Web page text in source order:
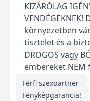
KIZÁRÓLAG
környezetben
tisztelet és a
DROGOS vagy
embereket NEM
Férfi szexpartner
Fényképgarancia!